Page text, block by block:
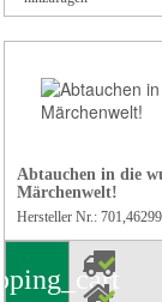
Abtauchen in die
Märchenwelt!
Hersteller Nr.: 701,46299